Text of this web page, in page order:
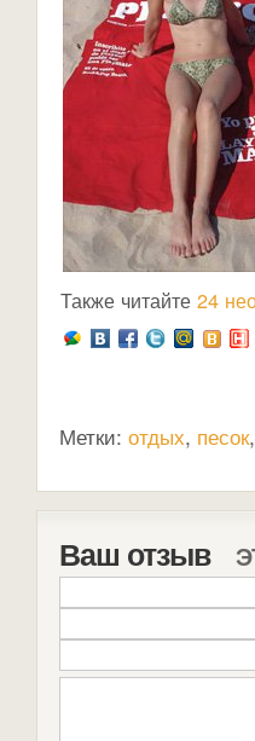
Также читайте 24
Метки: отдых, песок,
Ваш отзыв